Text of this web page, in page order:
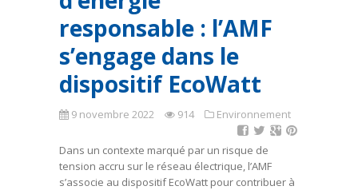
responsable : l’AMF
s’engage dans le
dispositif EcoWatt
9 novembre 2022 914 Environnement
Dans un contexte marqué par un risque de
tension accru sur le réseau électrique, l’AMF
s’associe au dispositif EcoWatt pour contribuer à